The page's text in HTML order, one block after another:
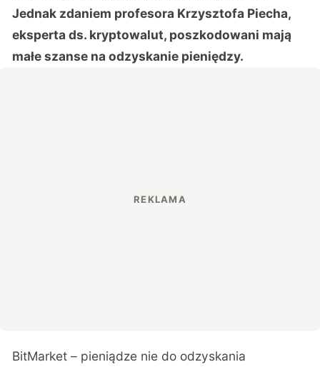
Jednak zdaniem profesora Krzysztofa Piecha,
eksperta ds. kryptowalut, poszkodowani mają
małe szanse na odzyskanie pieniędzy.
BitMarket – pieniądze nie do odzyskania